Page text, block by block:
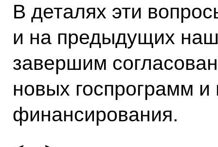
В деталях эти
и на предыдущих
завершим
новых госпрограмм
финансирования.